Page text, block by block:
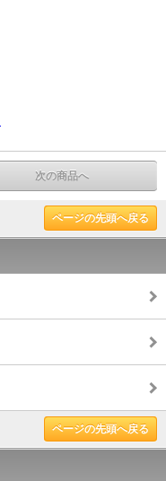
次の商品へ
ページの先頭へ戻る
ページの先頭へ戻る